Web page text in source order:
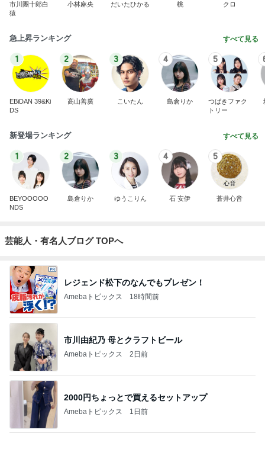
市川團十郎白
猿
小林麻央 だいたひかる 桃 クロ
急上昇ランキング すべて見る
1
EBiDAN 39&Ki
DS
2
高山善廣
3
こいたん
4
島倉りか
5
つばきファク
トリー
新登場ランキング すべて見る
1
BEYOOOOO
NDS
2
島倉りか
3
ゆうこりん
4
石 安伊
5
蒼井心音
芸能人・有名人ブログ TOPへ
レジェンド松下のなんでもプレゼン！
Amebaトピックス 18時間前
市川由紀乃 母とクラフトビール
Amebaトピックス 2日前
2000円ちょっとで買えるセットアップ
Amebaトピックス 1日前